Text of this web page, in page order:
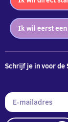
Ik wil eerst
Schrijf je in voor